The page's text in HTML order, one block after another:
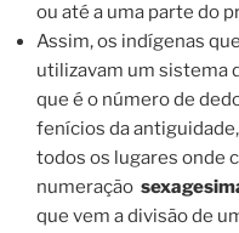
ou até a uma parte do
Assim, os indígenas
utilizavam um sistema
que é o número de
fenícios da
todos os lugares onde
numeração
que vem a divisão de